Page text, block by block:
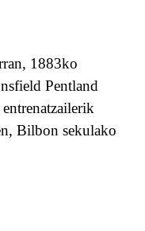
n, 1883ko
Pentland
Bilbon sekulako